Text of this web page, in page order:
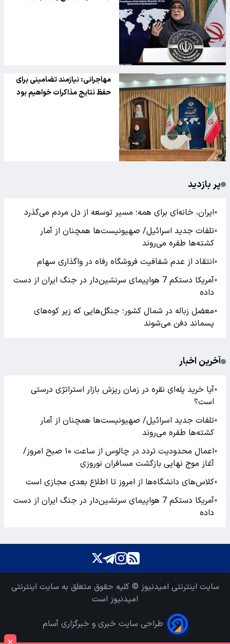
مهاجرانی: نیازمند تضامینی برای
حفظ نتایج مذاکرات خواهیم بود
پر بازدید
●ایران، خانه‌ای برای همه؛ مسیر توسعه از دل مردم می‌گذرد
●تلفات جدید اسرائیل/ صهیونیست‌ها همچنان از آمار
کشته‌ها طفره می‌روند
●انتقاد از عدم شفافیت فروشگاه رفاه در واگذاری سهام
●
آمریکا دستکم 7 هواپیمای سرنشین‌دار در جنگ ایران از دست
داده
●معضل زباله در شمال کشور؛ جنگل‌هایی که زیر کوه‌های
پسماند دفن می‌شوند
آخرین اخبار
●آیا خرید پله‌ای نقره در زمان ریزش بازار استراتژی درستی
است؟
●تلفات جدید اسرائیل/ صهیونیست‌ها همچنان از آمار
کشته‌ها طفره می‌روند
●
اعمال محدودیت تردد در چالوس از ساعت ۱۰ صبح امروز/
آغاز موج نهایی بازگشت مسافران نوروزی
●کلاس‌های دانشگاه‌ها از امروز تا اطلاع بعدی مجازی است
●
آمریکا دستکم 7 هواپیمای سرنشین‌دار در جنگ ایران از دست
داده
سایت اینترنتی امیدنیوز © کلیه حقوق متعلق به سایت اینترنتی
امیدنیوز است
طراحی سایت خبری و خبرگزاری آسام